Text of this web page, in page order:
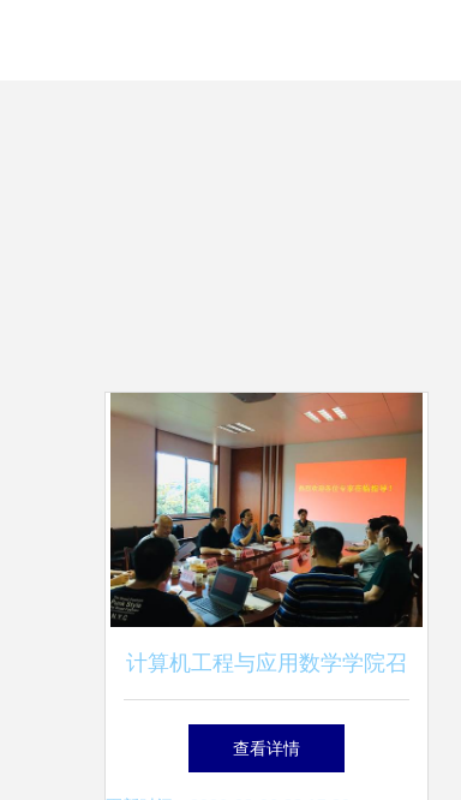
计算机工程与应用数学学院召
开人工智能专业专家论证会及
查看详情